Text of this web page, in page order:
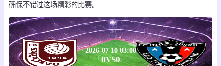
确保不错过这场精彩的比赛。
2026-07-10 03:00
0VS0